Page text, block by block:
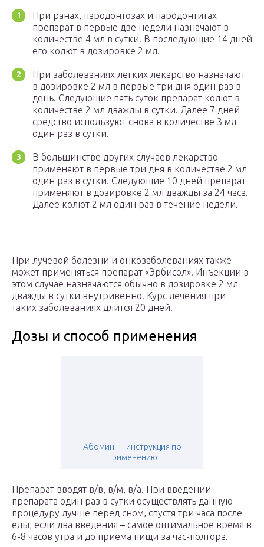
При ранах, пародонтозах и пародонтитах
препарат в первые две недели назначают в
количестве 4 мл в сутки. В последующие 14 дней
его колют в дозировке 2 мл.
При заболеваниях легких лекарство назначают
в дозировке 2 мл в первые три дня один раз в
день. Следующие пять суток препарат колют в
количестве 2 мл дважды в сутки. Далее 7 дней
средство используют снова в количестве 3 мл
один раз в сутки.
В большинстве других случаев лекарство
применяют в первые три дня в количестве 2 мл
один раз в сутки. Следующие 10 дней препарат
применяют в дозировке 2 мл дважды за 24 часа.
Далее колют 2 мл один раз в течение недели.
При лучевой болезни и онкозаболеваниях также
может применяться препарат «Эрбисол». Инъекции в
этом случае назначаются обычно в дозировке 2 мл
дважды в сутки внутривенно. Курс лечения при
таких заболеваниях длится 20 дней.
Дозы и способ применения
Абомин — инструкция по
применению
Препарат вводят в/в, в/м, в/а. При введении
препарата один раз в сутки осуществлять данную
процедуру лучше перед сном, спустя три часа после
еды, если два введения – самое оптимальное время в
6-8 часов утра и до приема пищи за час-полтора.